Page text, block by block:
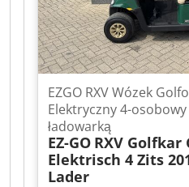
obejrzenia pojazdu i/lub
próbnej prosimy o
Prosimy o kontakt
przyjazdem, ponieważ
przez cały czas. Van de
Bedrijfsstraat 3 5391 LR
EZGO RXV Wózek
Elektryczny 4-osobowy
ładowarką
EZ-GO RXV Golfkar
Elektrisch 4 Zits
Lader